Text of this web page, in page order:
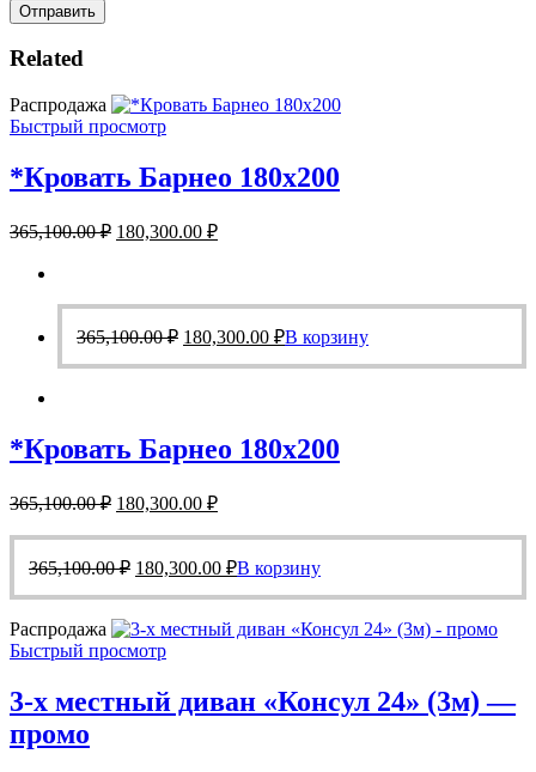
Related
Распродажа
Быстрый просмотр
*Кровать Барнео 180х200
365,100.00₽ Первоначальная
180,300.00 ₽Текущая
365,100.00₽ Первоначальная
составляла
180,300.00 ₽Текущая
цена:
В корзину
*Кровать Барнео 180х200
365,100.00₽ Первоначальная
составляла
365,100.00 ₽.
180,300.00 ₽Текущая
180,300.00 ₽.
365,100.00₽ Первоначальная
составляла
365,100.00 ₽.
180,300.00 ₽Текущая
цена:
В корзину
Распродажа
Быстрый просмотр
3-х местный диван «Консул 24» (3м) —
промо